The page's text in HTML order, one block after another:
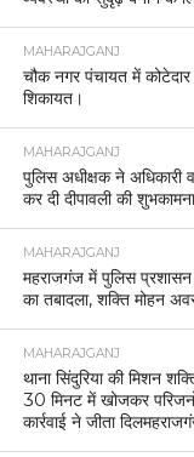
MAHARAJGANJ
चौक नगर पंचायत में कोटेदार
शिकायत।
MAHARAJGANJ
पुलिस अधीक्षक ने अधिकारी व
कर दी दीपावली की
MAHARAJGANJ
महराजगंज में पुलिस
का तबादला, शक्ति मोहन
MAHARAJGANJ
थाना सिंदुरिया की मिशन
30 मिनट में खोजकर
कार्रवाई ने जीता